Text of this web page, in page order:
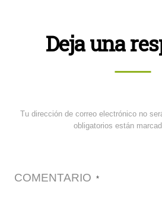
Deja una
Tu dirección de correo electrónico no
obligatorios están
COMENTARIO *